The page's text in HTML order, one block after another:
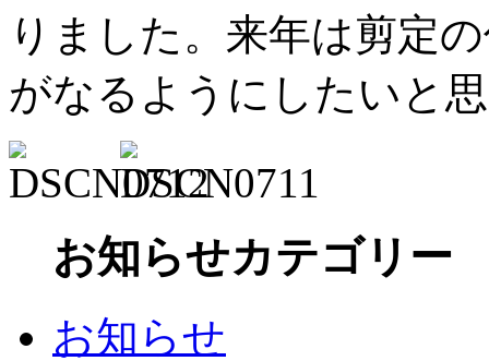
りました。来年は剪定
がなるようにしたいと
お知らせカテゴリー
お知らせ